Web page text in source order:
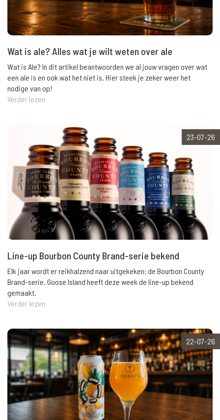
Wat is ale? Alles wat je wilt weten over ale
Wat is Ale? In dit artikel beantwoorden we al jouw vragen over wat
een ale is en ook wat het niet is. Hier steek je zeker weer het
nodige van op!
Verder lezen
23-07-26
Line-up Bourbon County Brand-serie bekend
Elk jaar wordt er reikhalzend naar uitgekeken: de Bourbon County
Brand-serie. Goose Island heeft deze week de line-up bekend
gemaakt.
Verder lezen
22-07-26